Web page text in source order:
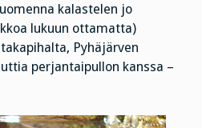
kalastelen jo
lukuun ottamatta)
Pyhäjärven
perjantaipullon kanssa –